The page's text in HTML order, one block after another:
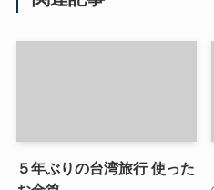
５年ぶりの台湾旅行 使った